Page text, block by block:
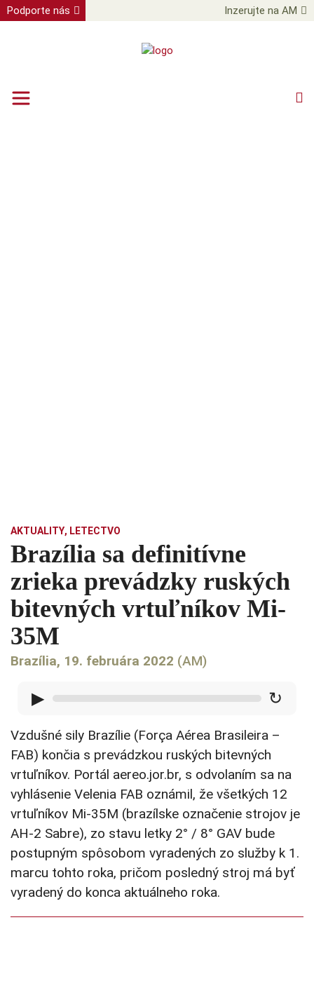
Podporte nás Inzerujte na AM
AKTUALITY, LETECTVO
Brazília sa definitívne
zrieka prevádzky ruských
bitevných vrtuľníkov Mi-
35M
Brazília, 19. februára 2022 (AM)
▶ ↻
Vzdušné sily Brazílie (Força Aérea Brasileira –
FAB) končia s prevádzkou ruských bitevných
vrtuľníkov. Portál aereo.jor.br, s odvolaním sa na
vyhlásenie Velenia FAB oznámil, že všetkých 12
vrtuľníkov Mi-35M (brazílske označenie strojov je
AH-2 Sabre), zo stavu letky 2° / 8° GAV bude
postupným spôsobom vyradených zo služby k 1.
marcu tohto roka, pričom posledný stroj má byť
vyradený do konca aktuálneho roka.